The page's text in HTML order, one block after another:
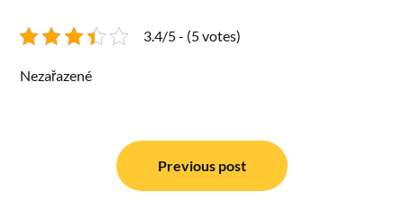
3.4/5 - (5 votes)
Nezařazené
Previous post